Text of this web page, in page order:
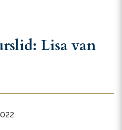
Lisa van